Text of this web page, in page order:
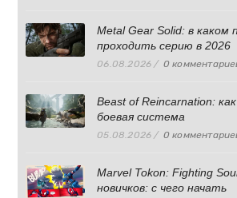
Metal Gear Solid: в каком
проходить серию в 2026
06.08.2026 / 0
Beast of Reincarnation:
боевая система
05.08.2026 / 0
Marvel Tokon: Fighting
новичков: с чего начать